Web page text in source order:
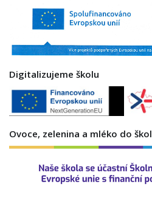
Digitalizujeme školu
Ovoce, zelenina a mléko do škol